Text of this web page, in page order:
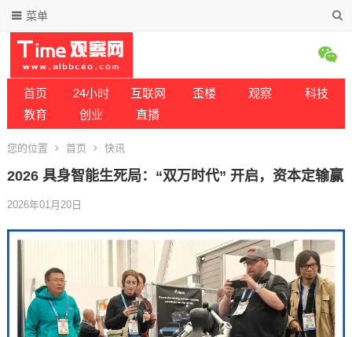
菜单
首页 24小时 互联网 歪楼 观察
科技
教育
创业 直播
您的位置 首页 快讯
2026 具身智能生死局：“双万时代” 开启，资本定输赢
2026年01月20日